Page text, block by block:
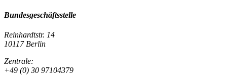
Bundesgeschäftsstelle
Reinhardtstr. 14
10117 Berlin
Zentrale:
+49 (0) 30 97104379